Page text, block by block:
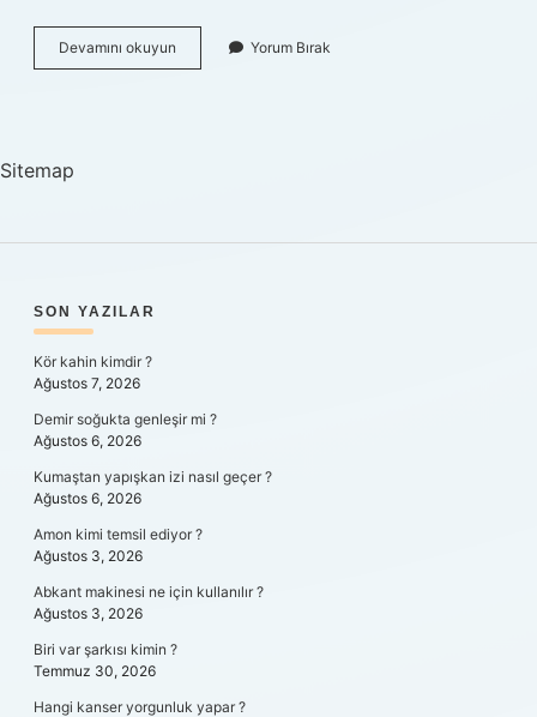
Devamını okuyun Takozsuz
Av
Yorum Bırak
Sitemap
SIDEBAR
SON YAZILAR
Kör kahin kimdir ?
Ağustos 7, 2026
Demir soğukta genleşir mi ?
Ağustos 6, 2026
Kumaştan yapışkan izi nasıl geçer ?
Ağustos 6, 2026
Amon kimi temsil ediyor ?
Ağustos 3, 2026
Abkant makinesi ne için kullanılır ?
Ağustos 3, 2026
Biri var şarkısı kimin ?
Temmuz 30, 2026
Hangi kanser yorgunluk yapar ?